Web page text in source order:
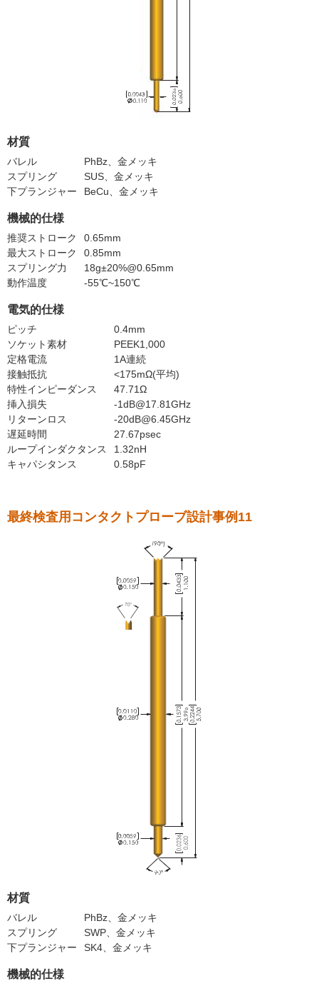
材質
バレル
PhBz、金メッキ
スプリング
SUS、金メッキ
下プランジャー
BeCu、金メッキ
機械的仕様
推奨ストローク
0.65mm
最大ストローク
0.85mm
スプリング力
18g±20%@0.65mm
動作温度
-55℃~150℃
電気的仕様
ピッチ
0.4mm
ソケット素材
PEEK1,000
定格電流
1A連続
接触抵抗
<175mΩ(平均)
特性インピーダンス
47.71Ω
挿入損失
-1dB@17.81GHz
リターンロス
-20dB@6.45GHz
遅延時間
27.67psec
ループインダクタンス
1.32nH
キャパシタンス
0.58pF
最終検査用コンタクトプローブ設計事例11
材質
バレル
PhBz、金メッキ
スプリング
SWP、金メッキ
下プランジャー
SK4、金メッキ
機械的仕様